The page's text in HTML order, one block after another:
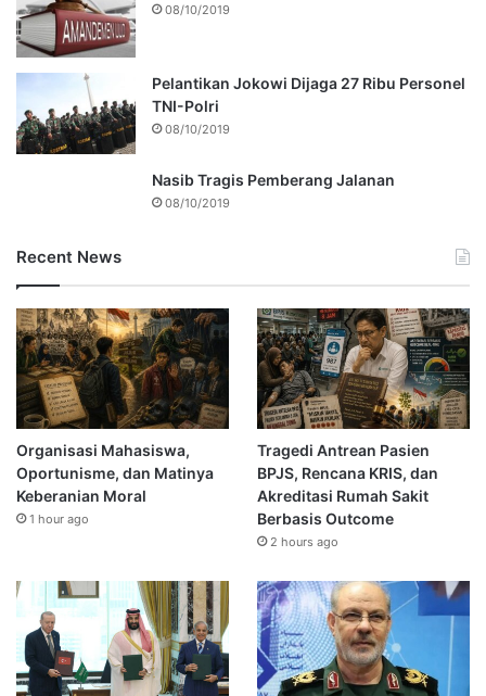
08/10/2019
Pelantikan Jokowi Dijaga 27 Ribu Personel
TNI-Polri
08/10/2019
Nasib Tragis Pemberang Jalanan
08/10/2019
Recent News
Organisasi Mahasiswa,
Oportunisme, dan Matinya
Keberanian Moral
1 hour ago
Tragedi Antrean Pasien
BPJS, Rencana KRIS, dan
Akreditasi Rumah Sakit
Berbasis Outcome
2 hours ago